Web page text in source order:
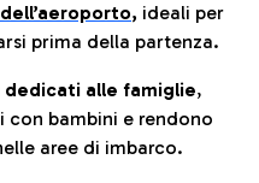
, ideali per
prima della partenza.
dedicati alle famiglie,
bambini e rendono
aree di imbarco.